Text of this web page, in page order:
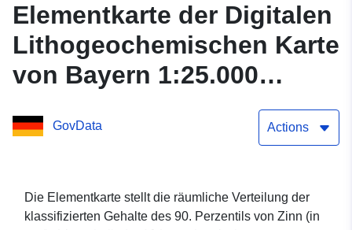
Elementkarte der Digitalen
Lithogeochemischen Karte
von Bayern 1:25.000
(dLGK25) - Zinn (P90)
GovData Actions
Die Elementkarte stellt die räumliche Verteilung der
klassifizierten Gehalte des 90. Perzentils von Zinn (in